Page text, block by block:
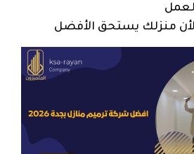
لأن منزلك يستحق الأفضل